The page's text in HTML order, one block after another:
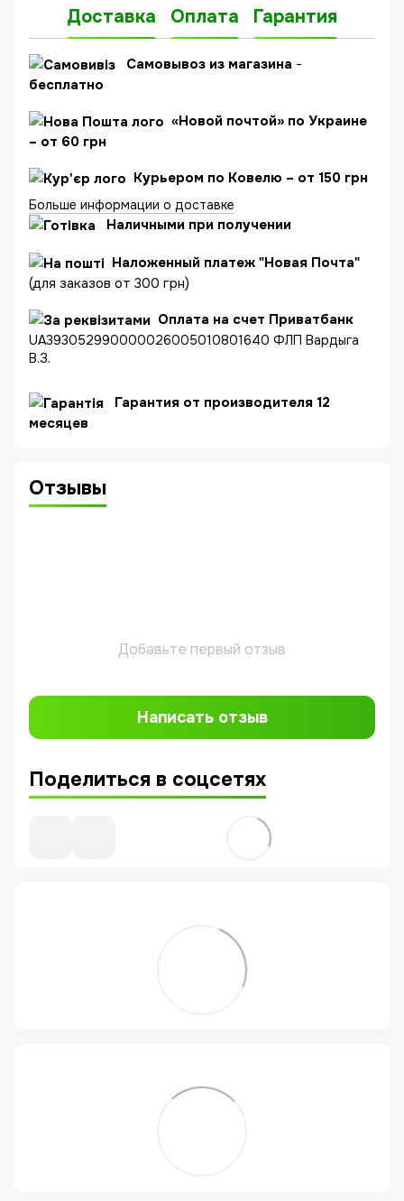
Доставка Оплата Гарантия
Cамовывоз из магазина -
бесплатно
«Новой почтой» по Украине
– от 60 грн
Курьером по Ковелю – от 150 грн
Больше информации о доставке
Наличными при получении
Наложенный платеж "Новая Почта"
(для заказов от 300 грн)
Оплата на счет Приватбанк
UA393052990000026005010801640 ФЛП Вардыга
В.З.
Гарантия от производителя 12
месяцев
Отзывы
Добавьте первый отзыв
Написать отзыв
Поделиться в соцсетях